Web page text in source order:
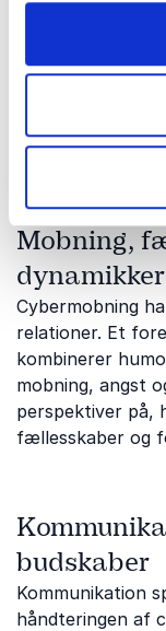
digital adfærd,
navigere i
relevant for
adfærd.
Mobning,
dynamikker
Cybermobning
relationer. Et
kombinerer
mobning, angst
perspektiver på,
fællesskaber og
budskaber
Kommunikation
håndteringen af